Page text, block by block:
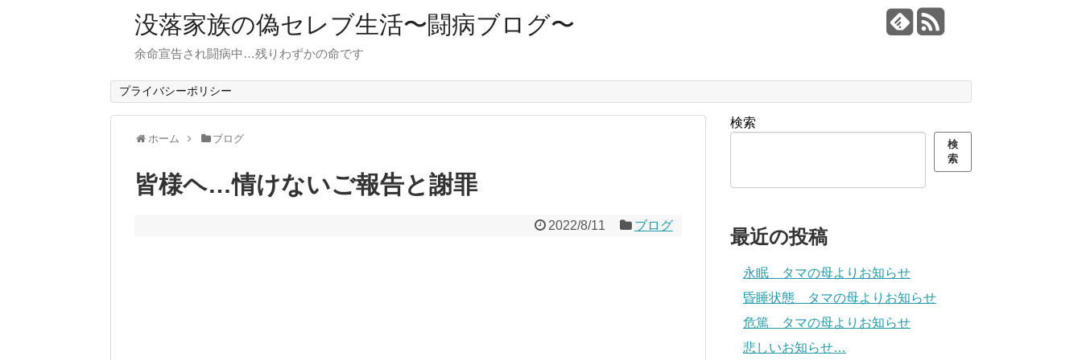
没落家族の偽セレブ生活〜闘病ブログ〜
余命宣告され闘病中…残りわずかの命です
プライバシーポリシー
ホーム ブログ
皆様ヘ…情けないご報告と謝罪
2022/8/11 ブログ
検索
検
索
最近の投稿
永眠 タマの母よりお知らせ
昏睡状態 タマの母よりお知らせ
危篤 タマの母よりお知らせ
悲しいお知らせ…